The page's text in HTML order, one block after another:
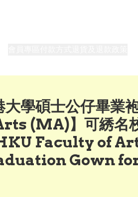
大學碩士公仔畢業
(MA)】可綉名
Faculty of
Gown